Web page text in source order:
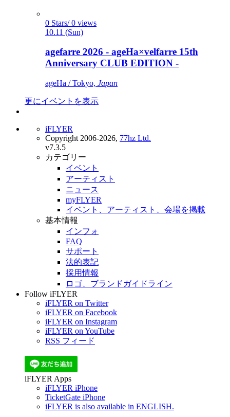
0 Stars/ 0 views
10.11 (Sun)
agefarre 2026 - ageHa×velfarre 15th
Anniversary CLUB EDITION -
ageHa / Tokyo, Japan
更にイベントを表示
iFLYER
Copyright 2006-2026, 77hz Ltd.
v7.3.5
カテゴリー
イベント
アーティスト
ニュース
myFLYER
イベント、アーティスト、会場を掲載
基本情報
インフォ
FAQ
サポート
法的表記
採用情報
ロゴ、ブランドガイドライン
Follow iFLYER
iFLYER on Twitter
iFLYER on Facebook
iFLYER on Instagram
iFLYER on YouTube
RSS フィード
iFLYER Apps
iFLYER iPhone
TicketGate iPhone
iFLYER is also available in ENGLISH.